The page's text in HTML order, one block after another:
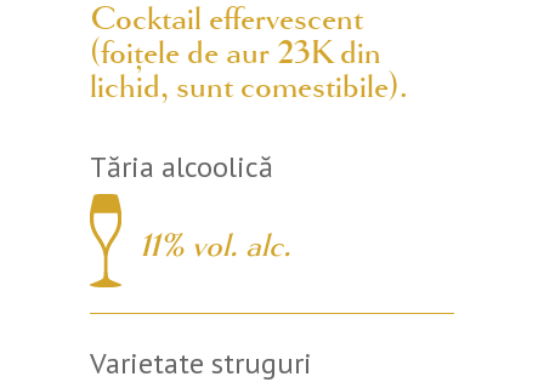
Cocktail effervescent
(foițele de aur 23K din
lichid, sunt comestibile).
Tăria alcoolică
11% vol. alc.
Varietate struguri